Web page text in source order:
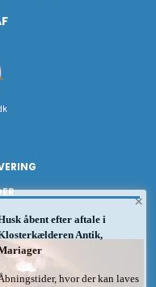
×
åbent efter aftale i
Antik,
hvor der kan laves